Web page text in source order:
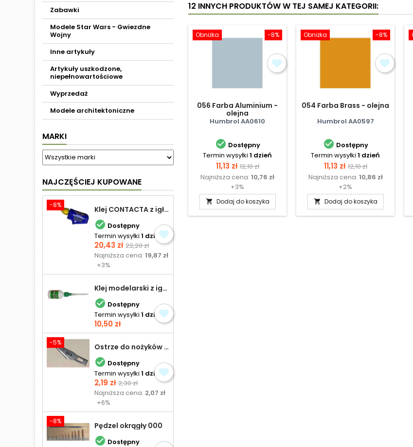
Zabawki
Modele Star Wars - Gwiezdne
Wojny
Inne artykuły
Artykuły uszkodzone,
niepełnowartościowe
Wyprzedaż
Modele architektoniczne
MARKI
NAJCZĘŚCIEJ KUPOWANE
-8% Klej CONTACTA z igłą do plastiku 25,0 g
 Dostępny
Termin wysyłki 1 dzień
Cena
20,43 zł Cena
podstawowa
22,20 zł
Najniższa cena:19,87 zł
+3%
Klej modelarski z igłą 30 ml
 Dostępny
Termin wysyłki 1 dzień
Cena
10,50 zł
-5% Ostrze do nożyków Excel
 Dostępny
Termin wysyłki 1 dzień
Cena
2,19 zł Cena
podstawowa
2,30 zł
Najniższa cena: 2,07 zł
+6%
-8% Pędzel okrągły 000
 Dostępny
12 INNYCH PRODUKTÓW W TEJ SAMEJ KATEGORII:
-8%
Obniżka
056 Farba Aluminium -
olejna
Humbrol AA0610
 Dostępny
Termin wysyłki 1 dzień
Cena
11,13 zł Cena
podstawowa
12,10 zł
Najniższa cena: 10,76 zł
+3%
 Dodaj do koszyka
-8%
Obniżka
054 Farba Brass - olejna
Humbrol AA0597
 Dostępny
Termin wysyłki 1 dzień
Cena
11,13 zł Cena
podstawowa
12,10 zł
Najniższa cena: 10,86 zł
+2%
 Dodaj do koszyka